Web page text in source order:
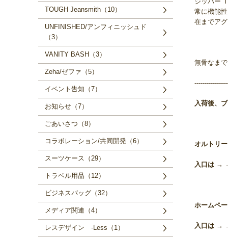
TOUGH Jeansmith（10）
UNFINISHED/アンフィニッシュド
（3）
VANITY BASH（3）
Zeha/ゼファ（5）
イベント告知（7）
お知らせ（7）
ごあいさつ（8）
コラボレーション/共同開発（6）
スーツケース（29）
トラベル用品（12）
ビジネスバッグ（32）
メディア関連（4）
レスデザイン -Less（1）
常に機能
在までア
無骨なま
入荷後、
オルトリ
入口は →
ホームペ
入口は →